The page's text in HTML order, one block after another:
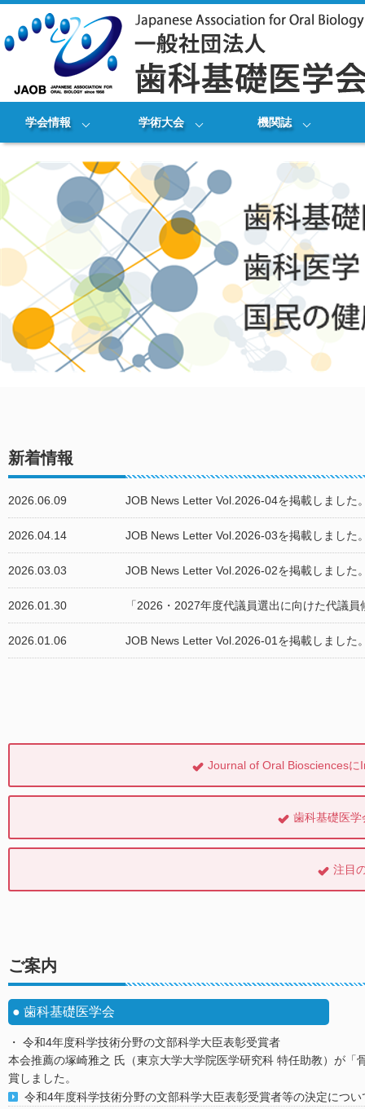
学会情報 学術大会 機関誌
新着情報
2026.06.09 JOB News Letter Vol.2026-04を掲載しました
2026.04.14 JOB News Letter Vol.2026-03を掲載しました
2026.03.03 JOB News Letter Vol.2026-02を掲載しました
2026.01.30 「2026・2027年度代議員選出に向けた代議
2026.01.06 JOB News Letter Vol.2026-01を掲載しました
Journal of Oral Biosciences
歯科基礎医
注目
ご案内
歯科基礎医学会
令和4年度科学技術分野の文部科学大臣表彰受賞者
本会推薦の塚崎雅之 氏（東京大学大学院医学研究科 特任助教）が
賞しました。
令和4年度科学技術分野の文部科学大臣表彰受賞者等の決定につ